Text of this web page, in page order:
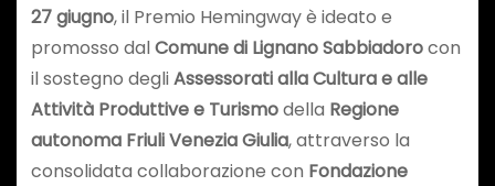
27 giugno, il Premio Hemingway è ideato e
promosso dalComune di Lignano Sabbiadorocon
il sostegno degliAssessorati alla Cultura e alle
Attività Produttive e Turismodella Regione
autonoma Friuli Venezia Giulia, attraverso la
consolidata collaborazione con Fondazione